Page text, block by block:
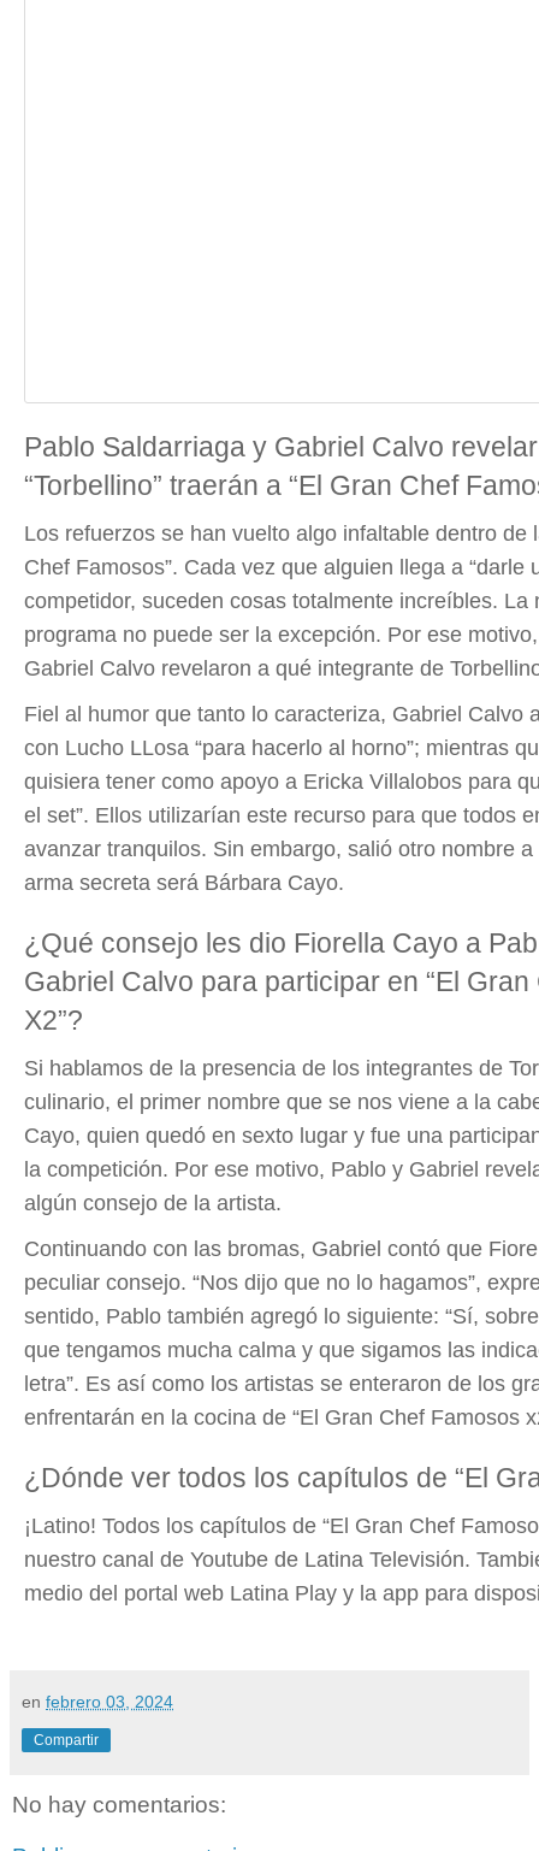
Pablo Saldarriaga y Gabriel Calvo
“Torbellino” traerán a “El Gran Chef
Los refuerzos se han vuelto algo infaltable dentro de
Chef Famosos”. Cada vez que alguien llega a “darle
competidor, suceden cosas totalmente increíbles. La
programa no puede ser la excepción. Por ese
Gabriel Calvo revelaron a qué integrante de
Fiel al humor que tanto lo caracteriza, Gabriel Calvo
con Lucho LLosa “para hacerlo al horno”; mientras
quisiera tener como apoyo a Ericka Villalobos para
el set”. Ellos utilizarían este recurso para que todos
avanzar tranquilos. Sin embargo, salió otro nombre
arma secreta será Bárbara Cayo.
¿Qué consejo les dio Fiorella Cayo a
Gabriel Calvo para participar en “El
X2”?
Si hablamos de la presencia de los integrantes de
culinario, el primer nombre que se nos viene a la
Cayo, quien quedó en sexto lugar y fue una
la competición. Por ese motivo, Pablo y Gabriel
algún consejo de la artista.
Continuando con las bromas, Gabriel contó que
peculiar consejo. “Nos dijo que no lo hagamos”,
sentido, Pablo también agregó lo siguiente: “Sí,
que tengamos mucha calma y que sigamos las
letra”. Es así como los artistas se enteraron de los
enfrentarán en la cocina de “El Gran Chef Famosos
¿Dónde ver todos los capítulos de “El
¡Latino! Todos los capítulos de “El Gran Chef
nuestro canal de Youtube de Latina Televisión.
medio del portal web Latina Play y la app para
en febrero 03, 2024
Compartir
No hay comentarios: